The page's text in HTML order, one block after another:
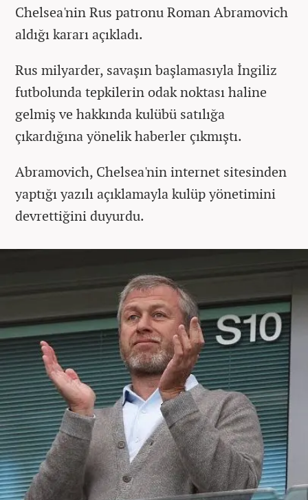
Chelsea'nin Rus patronu Roman Abramovich
aldığı kararı açıkladı.
Rus milyarder, savaşın başlamasıyla İngiliz
futbolunda tepkilerin odak noktası haline
gelmiş ve hakkında kulübü satılığa
çıkardığına yönelik haberler çıkmıştı.
Abramovich, Chelsea'nin internet sitesinden
yaptığı yazılı açıklamayla kulüp yönetimini
devrettiğini duyurdu.